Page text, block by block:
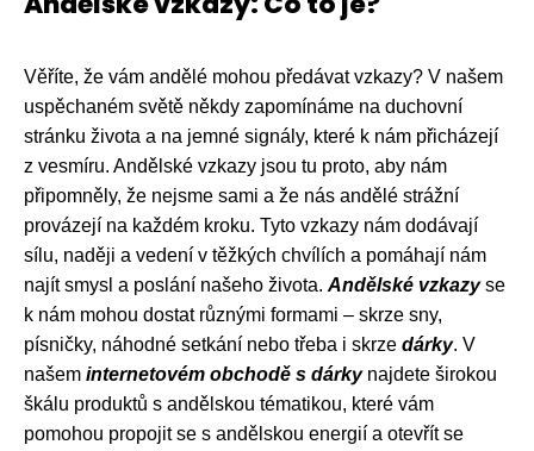
Věříte, že vám andělé mohou předávat vzkazy? V našem
uspěchaném světě někdy zapomínáme na duchovní
stránku života a na jemné signály, které k nám přicházejí
z vesmíru. Andělské vzkazy jsou tu proto, aby nám
připomněly, že nejsme sami a že nás andělé strážní
provázejí na každém kroku. Tyto vzkazy nám dodávají
sílu, naději a vedení v těžkých chvílích a pomáhají nám
najít smysl a poslání našeho života. Andělské vzkazyse
k nám mohou dostat různými formami – skrze sny,
písničky, náhodné setkání nebo třeba i skrze dárky. V
našem internetovém obchodě s dárkynajdete širokou
škálu produktů s andělskou tématikou, které vám
pomohou propojit se s andělskou energií a otevřít se